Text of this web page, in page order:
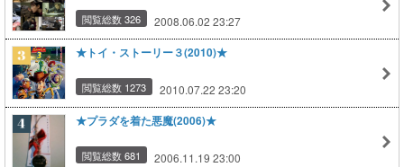
閲覧総数 326 2008.06.02 23:27
★トイ・ストーリー３(2010)★
閲覧総数 1273 2010.07.22 23:20
★プラダを着た悪魔(2006)★
閲覧総数 681 2006.11.19 23:00